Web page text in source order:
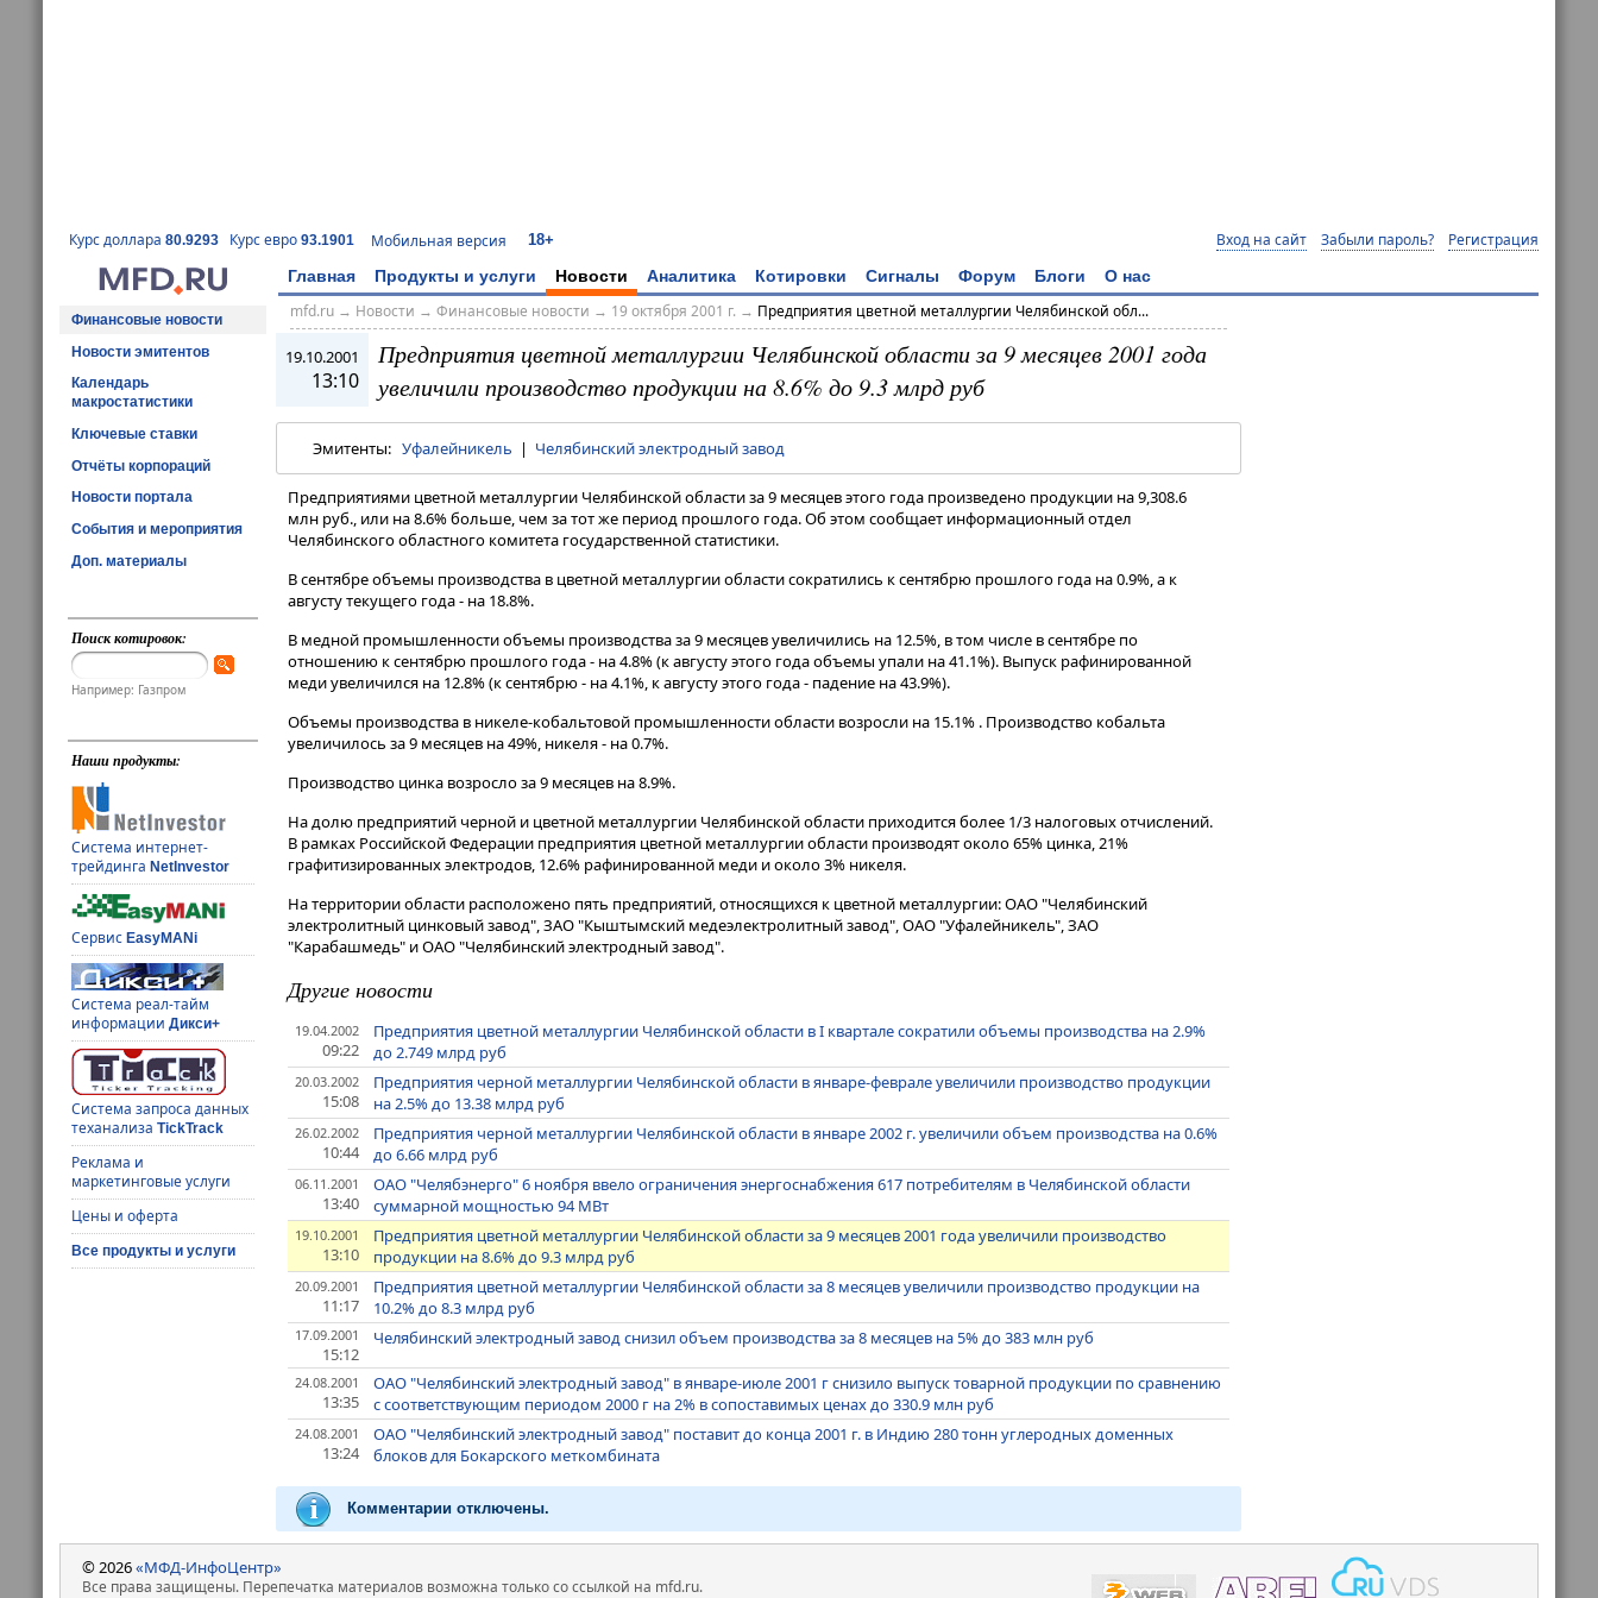
Курс доллара 80.9293 Курс евро 93.1901 Мобильная версия 18+ Вход на сайт Забыли пароль? Регистрация
Главная Продукты и услуги Новости Аналитика Котировки Сигналы Форум Блоги О нас
Финансовые новости
Новости эмитентов
Календарь
макростатистики
Ключевые ставки
Отчёты корпораций
Новости портала
События и мероприятия
Доп. материалы
Поиск котировок:
Например: Газпром
Наши продукты:
Система интернет-
трейдингаNetInvestor
СервисEasyMANi
Система реал-тайм
информацииДикси+
Система запроса данных
теханализаTickTrack
Реклама и
маркетинговые услуги
Цены и оферта
Все продукты и услуги
mfd.ru→ Новости → Финансовые новости → 19 октября 2001 г. → Предприятия цветной металлургии Челябинской обл...
19.10.2001
13:10
Предприятия цветной металлургии Челябинской области за 9 месяцев 2001 года
увеличили производство продукции на 8.6% до 9.3 млрд руб
Эмитенты: Уфалейникель | Челябинский электродный завод
Предприятиями цветной металлургии Челябинской области за 9 месяцев этого года произведено продукции на 9,308.6
млн руб., или на 8.6% больше, чем за тот же период прошлого года. Об этом сообщает информационный отдел
Челябинского областного комитета государственной статистики.
В сентябре объемы производства в цветной металлургии области сократились к сентябрю прошлого года на 0.9%, а к
августу текущего года - на 18.8%.
В медной промышленности объемы производства за 9 месяцев увеличились на 12.5%, в том числе в сентябре по
отношению к сентябрю прошлого года - на 4.8% (к августу этого года объемы упали на 41.1%). Выпуск рафинированной
меди увеличился на 12.8% (к сентябрю - на 4.1%, к августу этого года - падение на 43.9%).
Объемы производства в никеле-кобальтовой промышленности области возросли на 15.1% . Производство кобальта
увеличилось за 9 месяцев на 49%, никеля - на 0.7%.
Производство цинка возросло за 9 месяцев на 8.9%.
На долю предприятий черной и цветной металлургии Челябинской области приходится более 1/3 налоговых отчислений.
В рамках Российской Федерации предприятия цветной металлургии области производят около 65% цинка, 21%
графитизированных электродов, 12.6% рафинированной меди и около 3% никеля.
На территории области расположено пять предприятий, относящихся к цветной металлургии: ОАО "Челябинский
электролитный цинковый завод", ЗАО "Кыштымский медеэлектролитный завод", ОАО "Уфалейникель", ЗАО
"Карабашмедь" и ОАО "Челябинский электродный завод".
Другие новости
19.04.2002
09:22
Предприятия цветной металлургии Челябинской области в I квартале сократили объемы производства на 2.9%
до 2.749 млрд руб
20.03.2002
15:08
Предприятия черной металлургии Челябинской области в январе-феврале увеличили производство продукции
на 2.5% до 13.38 млрд руб
26.02.2002
10:44
Предприятия черной металлургии Челябинской области в январе 2002 г. увеличили объем производства на 0.6%
до 6.66 млрд руб
06.11.2001
13:40
ОАО "Челябэнерго" 6 ноября ввело ограничения энергоснабжения 617 потребителям в Челябинской области
суммарной мощностью 94 МВт
19.10.2001
13:10
Предприятия цветной металлургии Челябинской области за 9 месяцев 2001 года увеличили производство
продукции на 8.6% до 9.3 млрд руб
20.09.2001
11:17
Предприятия цветной металлургии Челябинской области за 8 месяцев увеличили производство продукции на
10.2% до 8.3 млрд руб
17.09.2001
15:12
Челябинский электродный завод снизил объем производства за 8 месяцев на 5% до 383 млн руб
24.08.2001
13:35
ОАО "Челябинский электродный завод" в январе-июле 2001 г снизило выпуск товарной продукции по сравнению
с соответствующим периодом 2000 г на 2% в сопоставимых ценах до 330.9 млн руб
24.08.2001
13:24
ОАО "Челябинский электродный завод" поставит до конца 2001 г. в Индию 280 тонн углеродных доменных
блоков для Бокарского меткомбината
Комментарии отключены.
© 2026«МФД-ИнфоЦентр»
Все права защищены. Перепечатка материалов возможна только со ссылкой на mfd.ru.